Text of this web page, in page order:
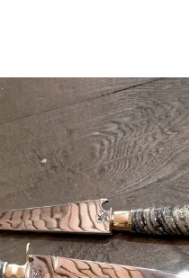
favoris